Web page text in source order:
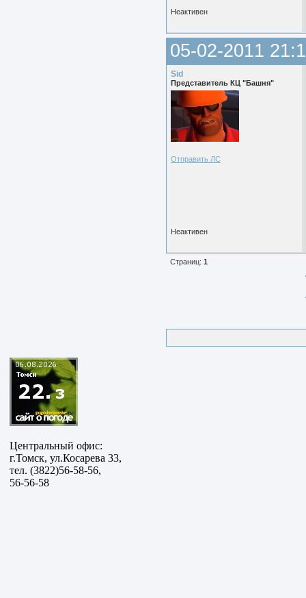
Неактивен
05-02-2011
Sid
Представитель КЦ "Башня"
Отправить ЛС
Неактивен
Страниц: 1
Центральный офис:
г.Томск, ул.Косарева 33,
тел. (3822)56-58-56,
56-56-58